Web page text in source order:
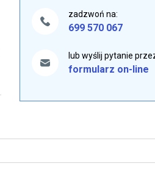
zadzwoń na:
699 570 067
lub wyślij pytanie
formularz on-line